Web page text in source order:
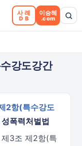
사례
DB
이승혜
.com
강도강간
2항(특수강도
성폭력처벌법
3조 제2항(특